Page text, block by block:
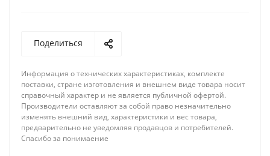
Поделиться
Информация о технических характеристиках, комплекте
поставки, стране изготовления и внешнем виде товара носит
справочный характер и не является публичной офертой.
Производители оставляют за собой право незначительно
изменять внешний вид, характеристики и вес товара,
предварительно не уведомляя продавцов и потребителей.
Спасибо за понимаение